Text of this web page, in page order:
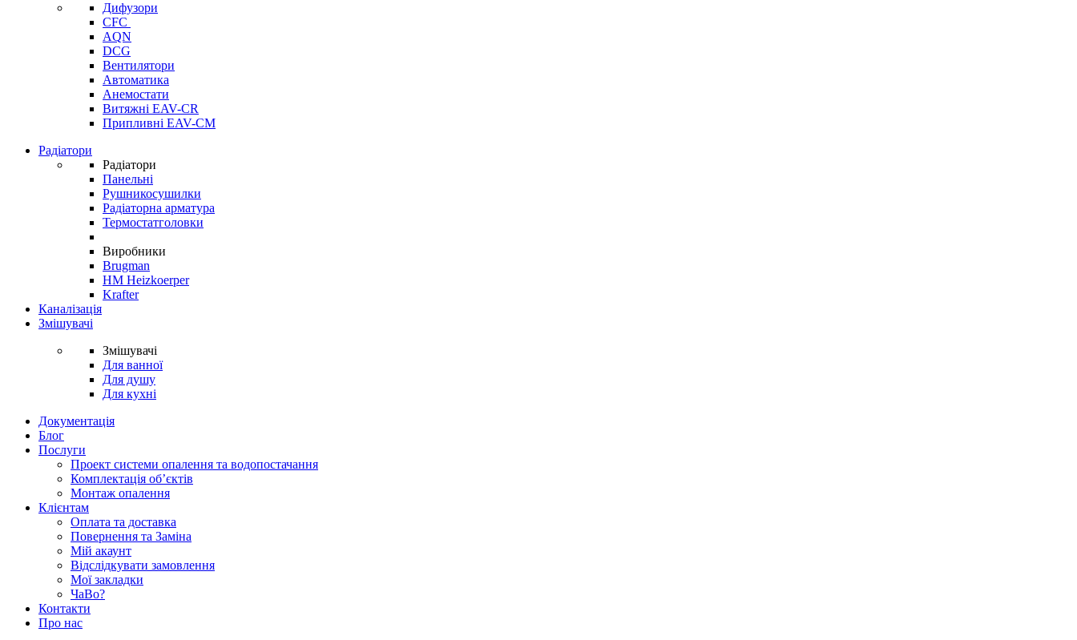
Дифузори
CFC
AQN
DCG
Вентилятори
Автоматика
Анемостати
Витяжні EAV-CR
Припливні EAV-CM
Радіатори
Радіатори
Панельні
Рушникосушилки
Радіаторна арматура
Термостатголовки
Виробники
Brugman
HM Heizkoerper
Krafter
Каналізація
Змішувачі
Змішувачі
Для ванної
Для душу
Для кухні
Документація
Блог
Послуги
Проект системи опалення та водопостачання
Комплектація об’єктів
Монтаж опалення
Клієнтам
Оплата та доставка
Повернення та Заміна
Мій акаунт
Відслідкувати замовлення
Мої закладки
ЧаВо?
Контакти
Про нас